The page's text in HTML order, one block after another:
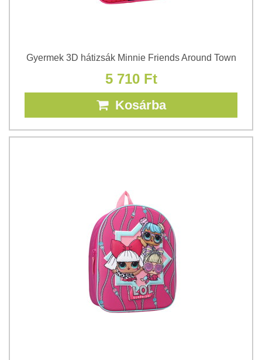
Gyermek 3D hátizsák Minnie Friends Around Town
5 710 Ft
Kosárba